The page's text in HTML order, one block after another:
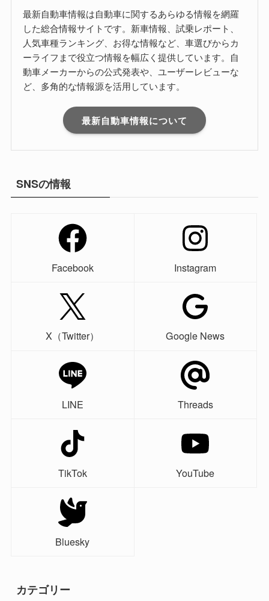
最新自動車情報は自動車に関するあらゆる情報を網羅
した総合情報サイトです。新車情報、試乗レポート、
人気車種ランキング、お得な情報など、車選びからカ
ーライフまで役立つ情報を幅広く提供しています。自
動車メーカーからの公式発表や、ユーザーレビューな
ど、多角的な情報源を活用しています。
最新自動車情報について
SNSの情報
Facebook Instagram
X（Twitter） Google News
LINE Threads
TikTok YouTube
Bluesky
カテゴリー